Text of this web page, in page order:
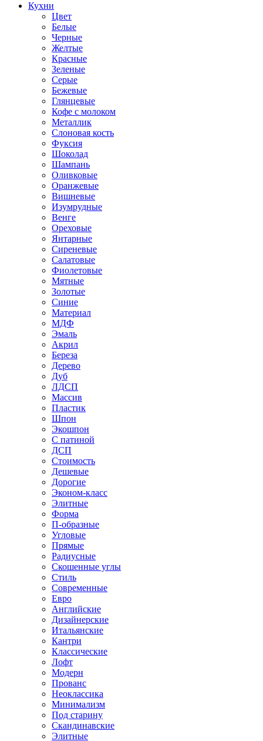
Кухни
Цвет
Белые
Черные
Желтые
Красные
Зеленые
Серые
Бежевые
Глянцевые
Кофе с молоком
Металлик
Слоновая кость
Фуксия
Шоколад
Шампань
Оливковые
Оранжевые
Вишневые
Изумрудные
Венге
Ореховые
Янтарные
Сиреневые
Салатовые
Фиолетовые
Мятные
Золотые
Синие
Материал
МДФ
Эмаль
Акрил
Береза
Дерево
Дуб
ЛДСП
Массив
Пластик
Шпон
Экошпон
С патиной
ДСП
Стоимость
Дешевые
Дорогие
Эконом-класс
Элитные
Форма
П-образные
Угловые
Прямые
Радиусные
Скошенные углы
Стиль
Современные
Евро
Английские
Дизайнерские
Итальянские
Кантри
Классические
Лофт
Модерн
Прованс
Неоклассика
Минимализм
Под старину
Скандинавские
Элитные